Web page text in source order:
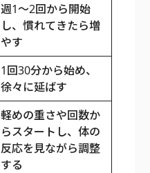
週1〜2回から開始
し、慣れてきたら増
やす
1回30分から始め、
徐々に延ばす
軽めの重さや回数か
らスタートし、体の
反応を見ながら調整
する